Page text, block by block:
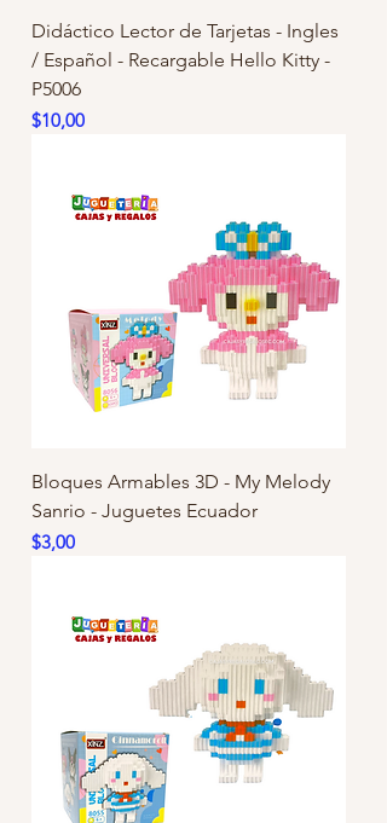
Didáctico Lector de Tarjetas - Ingles
/ Español - Recargable Hello Kitty -
P5006
Precio
$10,00
Bloques Armables 3D - My Melody
Sanrio - Juguetes Ecuador
Precio
$3,00